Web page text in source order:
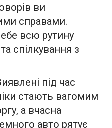
ви
справами.
всю рутину
спілкування з
під час
стають вагомим
а вчасна
авто рятує